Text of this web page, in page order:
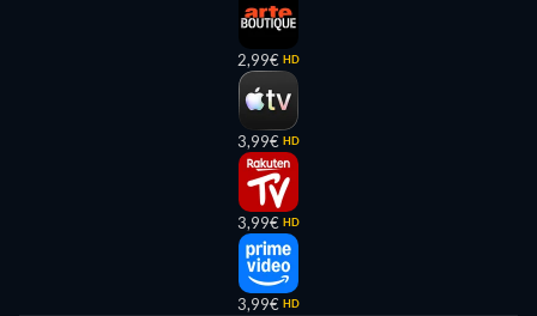
2,99€ HD
3,99€ HD
3,99€ HD
3,99€ HD